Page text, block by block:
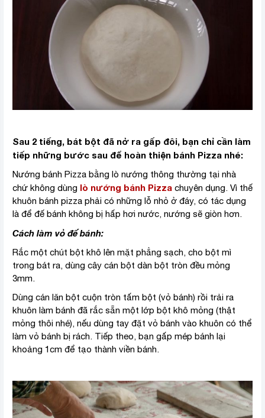
Sau 2 tiếng, bát bột đã nở ra gấp đôi, bạn chỉ cần làm
tiếp những bước sau để hoàn thiện bánh Pizza nhé:
Nướng bánh Pizza bằng lò nướng thông thường tại nhà
chứ không dùng lò nướng bánh Pizza chuyên dụng. Vì thế
khuôn bánh pizza phải có những lỗ nhỏ ở đáy, có tác dụng
là để đế bánh không bị hấp hơi nước, nướng sẽ giòn hơn.
Cách làm vỏ đế bánh:
Rắc một chút bột khô lên mặt phẳng sạch, cho bột mì
trong bát ra, dùng cây cán bột dàn bột tròn đều mỏng
3mm.
Dùng cán lăn bột cuộn tròn tấm bột (vỏ bánh) rồi trải ra
khuôn làm bánh đã rắc sẵn một lớp bột khô mỏng (thật
mỏng thôi nhé), nếu dùng tay đặt vỏ bánh vào khuôn có thể
làm vỏ bánh bị rách. Tiếp theo, bạn gấp mép bánh lại
khoảng 1cm để tạo thành viền bánh.